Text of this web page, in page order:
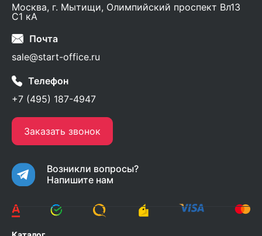
Москва, г. Мытищи, Олимпийский проспект Вл13
С1 кА
Почта
sale@start-office.ru
Телефон
+7 (495) 187-4947
Заказать звонок
Возникли вопросы?
Напишите нам